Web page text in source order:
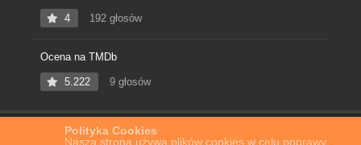
Polityka Cookies
Nasza strona używa plików cookies w celu poprawy
4 192 głosów
Ocena na TMDb
5.222 9 głosów
Film Online Erozja